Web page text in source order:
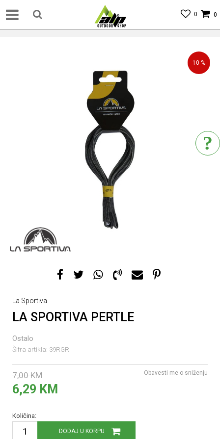
0
0
10 %
La Sportiva
LA SPORTIVA PERTLE
Ostalo
Šifra artikla: 39RGR
7,00 KM
6,29 KM
Obavesti me o sniženju
Količina:
DODAJ U KORPU